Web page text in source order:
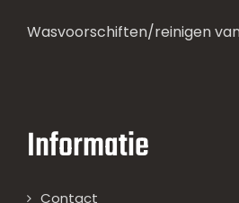
Wasvoorschiften/reinigen
Informatie
Contact